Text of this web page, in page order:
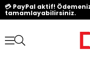
💳 PayPal aktif!
tamamlayabilirsiniz.